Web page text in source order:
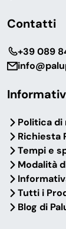
Contatti
‎+39 089
Politica di
Richiesta
Tempi e
Modalità
Tutti i
Blog di